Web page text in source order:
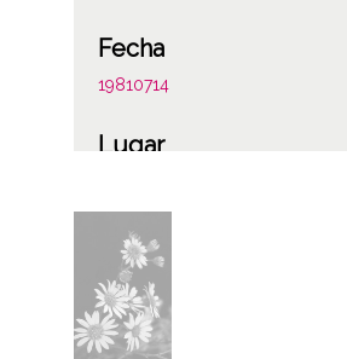
Fecha
19810714
Lugar
Gobeo / Gobeu
Materia
Plantas y flores